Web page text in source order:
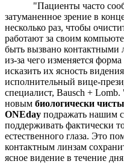
"Пациенты часто
затуманенное зрение в
несколько раз, чтобы
работают за своим
быть вызвано
из-за чего изменяется
исказить их ясность
исполнительный вице-
специалист, Bausch + Lomb.
новым биологически
ONEday подражать нашим
поддерживать фактически
естественного глаза. Это
контактным линзам
ясное видение в течение